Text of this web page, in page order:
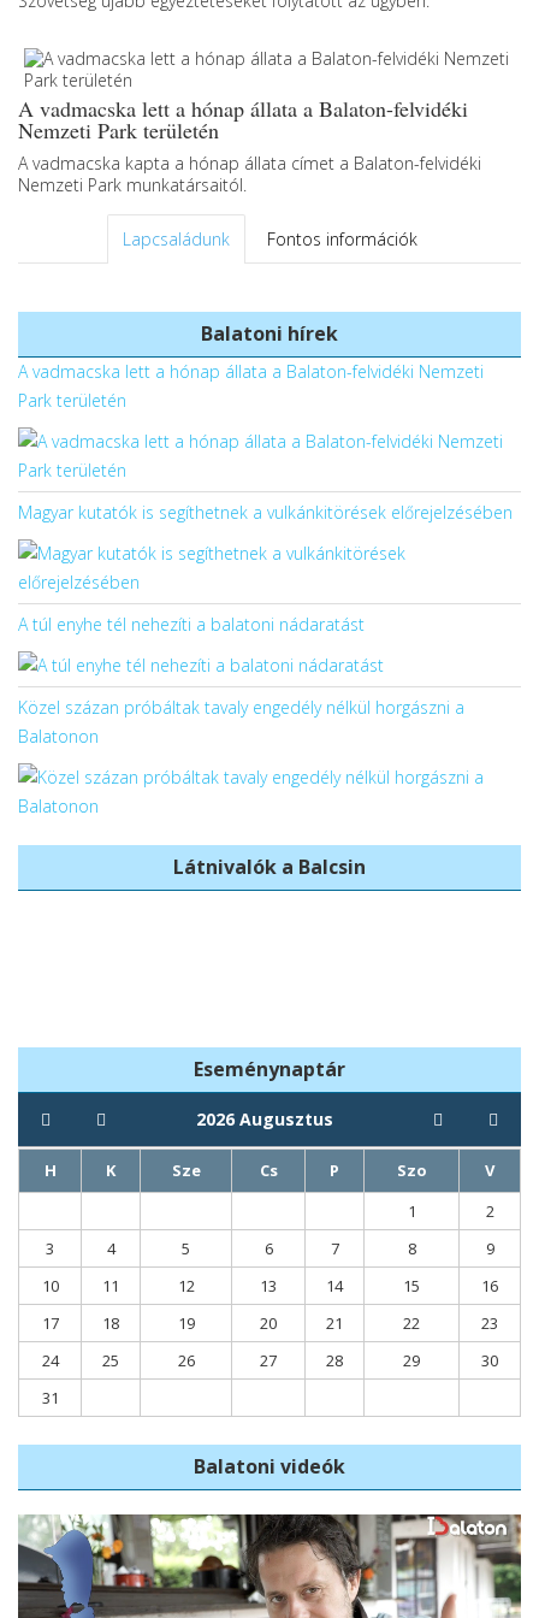
A vadmacska lett a hónap állata a Balaton-felvidéki
Nemzeti Park területén
A vadmacska kapta a hónap állata címet a Balaton-felvidéki
Nemzeti Park munkatársaitól.
Lapcsaládunk Fontos információk
Balatoni hírek
A vadmacska lett a hónap állata a Balaton-felvidéki Nemzeti
Park területén
Magyar kutatók is segíthetnek a vulkánkitörések előrejelzésében
A túl enyhe tél nehezíti a balatoni nádaratást
Közel százan próbáltak tavaly engedély nélkül horgászni a
Balatonon
Látnivalók a Balcsin
Eseménynaptár
2026 Augusztus
H K Sze Cs P Szo
V
1
2
3
4 5 6 7 8
9
10
11 12 13 14 15
16
17
18 19 20 21 22
23
24
25 26 27 28 29
30
31
Balatoni videók